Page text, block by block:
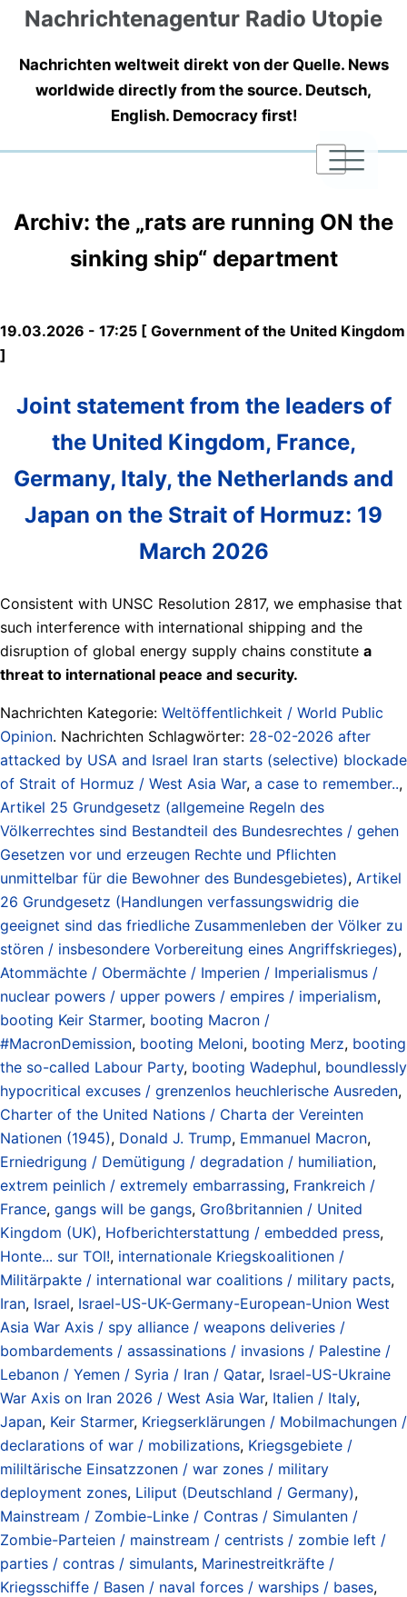
Nachrichtenagentur Radio Utopie
Nachrichten weltweit direkt von der Quelle. News
worldwide directly from the source. Deutsch,
English. Democracy first!
|
|
|
Archiv: the „rats are running ON the
sinking ship“ department
19.03.2026 - 17:25 [ Government of the United Kingdom
]
Joint statement from the leaders of
the United Kingdom, France,
Germany, Italy, the Netherlands and
Japan on the Strait of Hormuz: 19
March 2026
Consistent with UNSC Resolution 2817, we emphasise that
such interference with international shipping and the
disruption of global energy supply chains constitute a
threat to international peace and security.
Nachrichten Kategorie: Weltöffentlichkeit / World Public
Opinion. Nachrichten Schlagwörter: 28-02-2026 after
attacked by USA and Israel Iran starts (selective) blockade
of Strait of Hormuz / West Asia War, a case to remember..,
Artikel 25 Grundgesetz (allgemeine Regeln des
Völkerrechtes sind Bestandteil des Bundesrechtes / gehen
Gesetzen vor und erzeugen Rechte und Pflichten
unmittelbar für die Bewohner des Bundesgebietes), Artikel
26 Grundgesetz (Handlungen verfassungswidrig die
geeignet sind das friedliche Zusammenleben der Völker zu
stören / insbesondere Vorbereitung eines Angriffskrieges),
Atommächte / Obermächte / Imperien / Imperialismus /
nuclear powers / upper powers / empires / imperialism,
booting Keir Starmer, booting Macron /
#MacronDemission, booting Meloni, booting Merz, booting
the so-called Labour Party, booting Wadephul, boundlessly
hypocritical excuses / grenzenlos heuchlerische Ausreden,
Charter of the United Nations / Charta der Vereinten
Nationen (1945), Donald J. Trump, Emmanuel Macron,
Erniedrigung / Demütigung / degradation / humiliation,
extrem peinlich / extremely embarrassing, Frankreich /
France, gangs will be gangs, Großbritannien / United
Kingdom (UK), Hofberichterstattung / embedded press,
Honte... sur TOI!, internationale Kriegskoalitionen /
Militärpakte / international war coalitions / military pacts,
Iran, Israel, Israel-US-UK-Germany-European-Union West
Asia War Axis / spy alliance / weapons deliveries /
bombardements / assassinations / invasions / Palestine /
Lebanon / Yemen / Syria / Iran / Qatar, Israel-US-Ukraine
War Axis on Iran 2026 / West Asia War, Italien / Italy,
Japan, Keir Starmer, Kriegserklärungen / Mobilmachungen /
declarations of war / mobilizations, Kriegsgebiete /
mililtärische Einsatzzonen / war zones / military
deployment zones, Liliput (Deutschland / Germany),
Mainstream / Zombie-Linke / Contras / Simulanten /
Zombie-Parteien / mainstream / centrists / zombie left /
parties / contras / simulants, Marinestreitkräfte /
Kriegsschiffe / Basen / naval forces / warships / bases,